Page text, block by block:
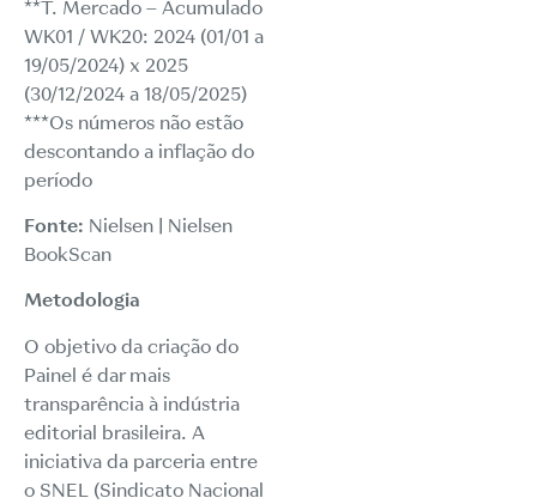
**T. Mercado – Acumulado
WK01 / WK20: 2024 (01/01 a
19/05/2024) x 2025
(30/12/2024 a 18/05/2025)
***Os números não estão
descontando a inflação do
período
Fonte: Nielsen | Nielsen
BookScan
Metodologia
O objetivo da criação do
Painel é dar mais
transparência à indústria
editorial brasileira. A
iniciativa da parceria entre
o SNEL (Sindicato Nacional